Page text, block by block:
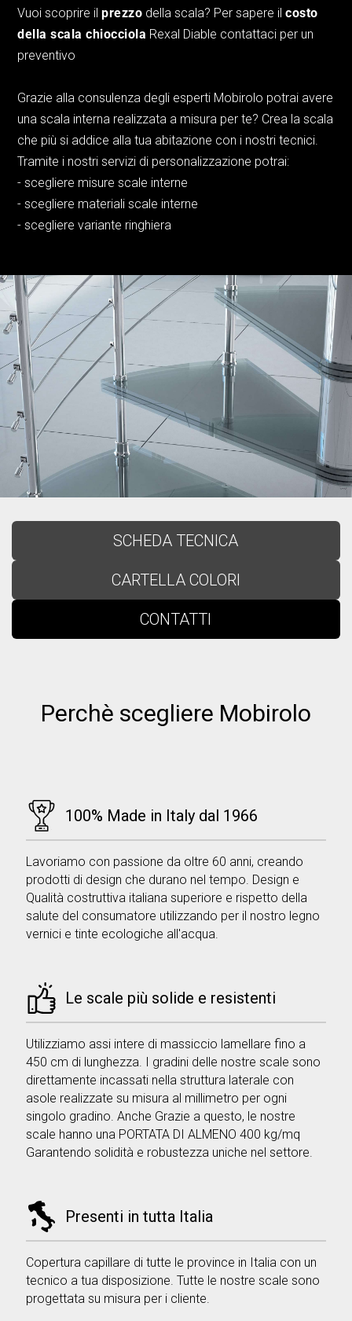
Vuoi scoprire ilprezzo della scala? Per sapere ilcosto
della scala chiocciola Rexal Diable contattaci per un
preventivo
Grazie alla consulenza degli esperti Mobirolo potrai avere
una scala interna realizzata a misura per te? Crea la scala
che più si addice alla tua abitazione con i nostri tecnici.
Tramite i nostri servizi di personalizzazione potrai:
- scegliere misure scale interne
- scegliere materiali scale interne
- scegliere variante ringhiera
SCHEDA TECNICA
CARTELLA COLORI
CONTATTI
Perchè scegliere Mobirolo
100% Made in Italy dal 1966
Lavoriamo con passione da oltre 60 anni, creando
prodotti di design che durano nel tempo. Design e
Qualità costruttiva italiana superiore e rispetto della
salute del consumatore utilizzando per il nostro legno
vernici e tinte ecologiche all'acqua.
Le scale più solide e resistenti
Utilizziamo assi intere di massiccio lamellare fino a
450 cm di lunghezza. I gradini delle nostre scale sono
direttamente incassati nella struttura laterale con
asole realizzate su misura al millimetro per ogni
singolo gradino. Anche Grazie a questo, le nostre
scale hanno una PORTATA DI ALMENO 400 kg/mq
Garantendo solidità e robustezza uniche nel settore.
Presenti in tutta Italia
Copertura capillare di tutte le province in Italia con un
tecnico a tua disposizione. Tutte le nostre scale sono
progettata su misura per i cliente.